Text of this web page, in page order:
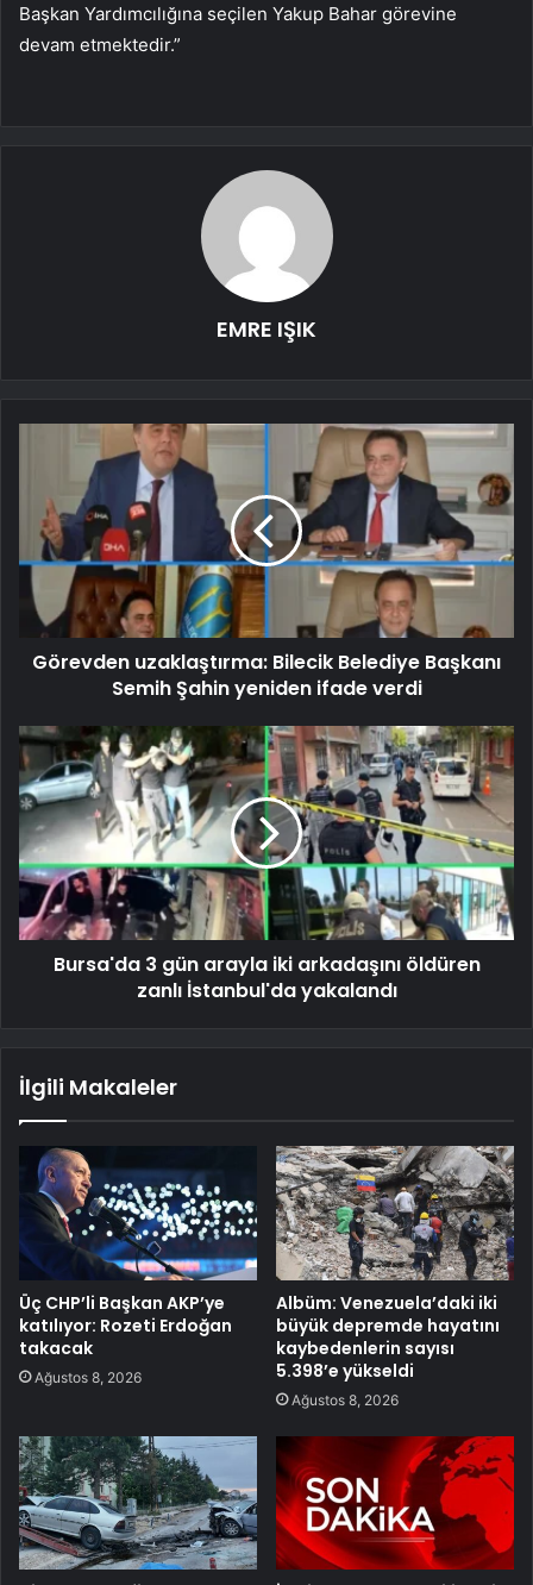
Başkan Yardımcılığına seçilen Yakup Bahar görevine
devam etmektedir.”
EMRE IŞIK
Görevden uzaklaştırma: Bilecik Belediye Başkanı
Semih Şahin yeniden ifade verdi
Bursa'da 3 gün arayla iki arkadaşını öldüren
zanlı İstanbul'da yakalandı
İlgili Makaleler
Üç CHP’li Başkan AKP’ye
katılıyor: Rozeti Erdoğan
takacak
Ağustos 8, 2026
Albüm: Venezuela’daki iki
büyük depremde hayatını
kaybedenlerin sayısı
5.398’e yükseldi
Ağustos 8, 2026